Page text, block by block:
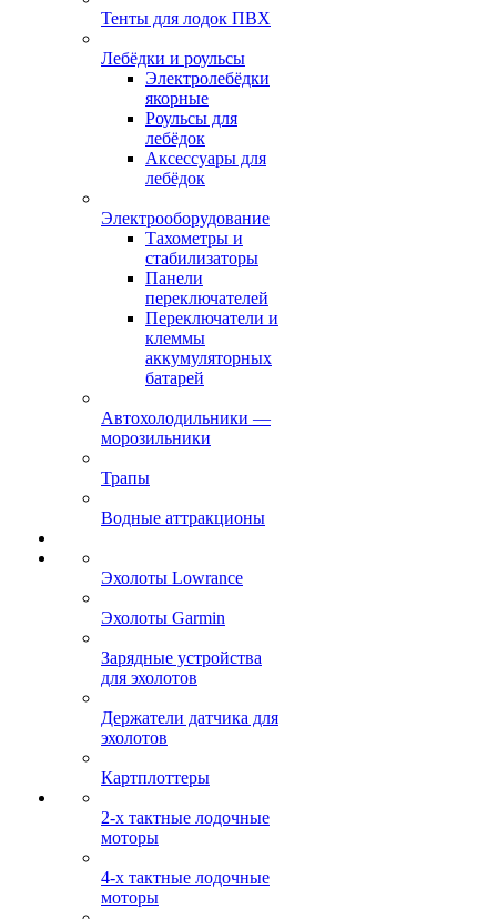
Тенты для лодок ПВХ
Лебёдки и роульсы
Электролебёдки
якорные
Роульсы для
лебёдок
Аксессуары для
лебёдок
Электрооборудование
Тахометры и
стабилизаторы
Панели
переключателей
Переключатели и
клеммы
аккумуляторных
батарей
Автохолодильники —
морозильники
Трапы
Водные аттракционы
Эхолоты Lowrance
Эхолоты Garmin
Зарядные устройства
для эхолотов
Держатели датчика для
эхолотов
Картплоттеры
2-х тактные лодочные
моторы
4-х тактные лодочные
моторы